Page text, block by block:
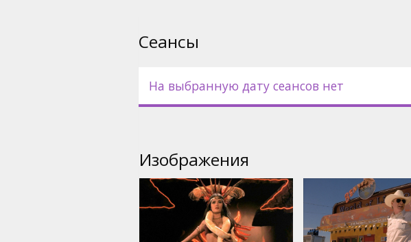
Сеансы
На выбранную дату сеансов нет
Изображения